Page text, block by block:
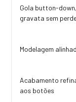
Gola button-
gravata sem
Modelagem
Acabamento
aos botões